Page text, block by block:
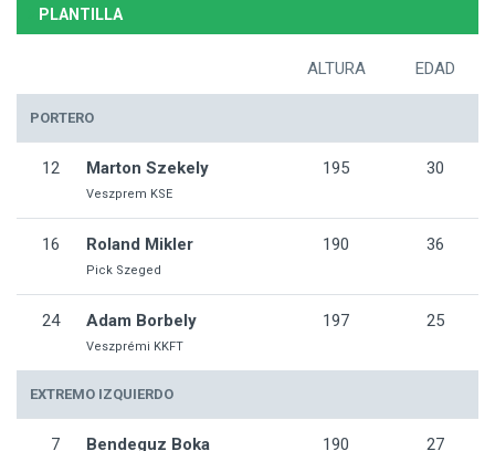
PLANTILLA
ALTURA EDAD
PORTERO
12 Marton Szekely
Veszprem KSE
195 30
16 Roland Mikler
Pick Szeged
190 36
24 Adam Borbely
Veszprémi KKFT
197 25
EXTREMO IZQUIERDO
7 Bendeguz Boka 190 27